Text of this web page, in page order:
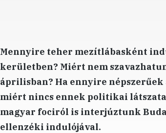
Mennyire teher mezítlábasként
kerületben? Miért nem
áprilisban? Ha ennyire
miért nincs ennek politikai
magyar fociról is interjúztunk
ellenzéki indulójával.